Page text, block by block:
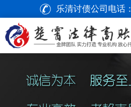
乐清讨债公司电话：